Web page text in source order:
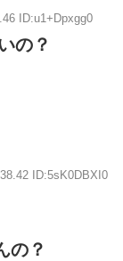
ID:u1+Dpxgg0
の？
ID:5sK0DBXI0
の？